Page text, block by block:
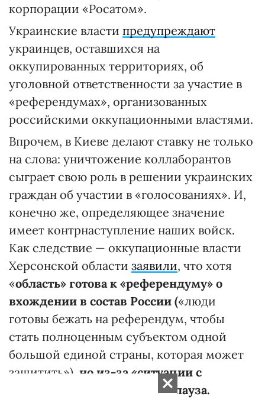
корпорации «Росатом».
Украинские власти предупреждают
украинцев, оставшихся на
оккупированных территориях, об
уголовной ответственности за участие в
«референдумах», организованных
российскими оккупационными властями.
Впрочем, в Киеве делают ставку не только
на слова: уничтожение коллаборантов
сыграет свою роль в решении украинских
граждан об участии в «голосованиях». И,
конечно же, определяющее значение
имеет контрнаступление наших войск.
Как следствие — оккупационные власти
Херсонской области заявили, что хотя
«область» готова к «референдуму» о
вхождении в состав России («люди
готовы бежать на референдум, чтобы
стать полноценным субъектом одной
большой единой страны, которая может
защитить») , но из-за «ситуации с
безопасностью» была взята пауза.